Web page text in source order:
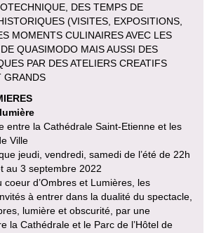
DES TEMPS DE
(VISITES, EXPOSITIONS,
MOMENTS CULINAIRES AVEC LES
QUASIMODO MAIS AUSSI DES
PAR DES ATELIERS CREATIFS
GRANDS
entre la Cathédrale Saint-Etienne et les
Ville
jeudi, vendredi, samedi de l’été de 22h
au 3 septembre 2022
coeur d’Ombres et Lumières, les
à entrer dans la dualité du spectacle,
lumière et obscurité, par une
la Cathédrale et le Parc de l’Hôtel de